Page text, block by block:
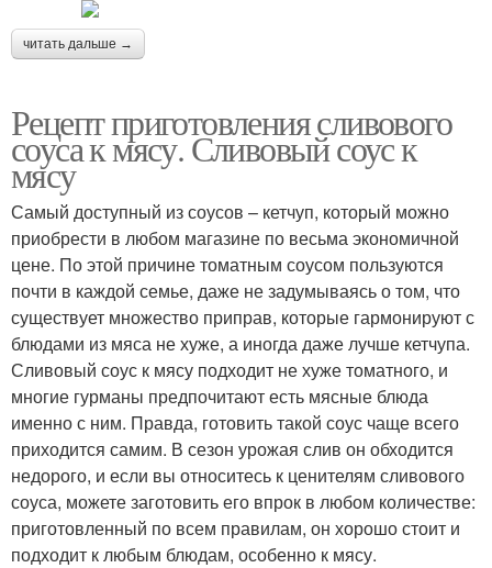
читать дальше →
Рецепт приготовления сливового
соуса к мясу. Сливовый соус к
мясу
Самый доступный из соусов – кетчуп, который можно
приобрести в любом магазине по весьма экономичной
цене. По этой причине томатным соусом пользуются
почти в каждой семье, даже не задумываясь о том, что
существует множество приправ, которые гармонируют с
блюдами из мяса не хуже, а иногда даже лучше кетчупа.
Сливовый соус к мясу подходит не хуже томатного, и
многие гурманы предпочитают есть мясные блюда
именно с ним. Правда, готовить такой соус чаще всего
приходится самим. В сезон урожая слив он обходится
недорого, и если вы относитесь к ценителям сливового
соуса, можете заготовить его впрок в любом количестве:
приготовленный по всем правилам, он хорошо стоит и
подходит к любым блюдам, особенно к мясу.